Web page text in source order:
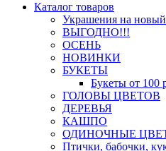
Каталог товаров
Украшения на
ВЫГОДНО!!!
ОСЕНЬ
НОВИНКИ
БУКЕТЫ
Букеты от 100
ГОЛОВЫ ЦВЕТОВ
ДЕРЕВЬЯ
КАШПО
ОДИНОЧНЫЕ
Птички, бабочки,